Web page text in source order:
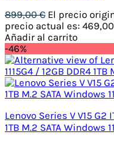
899,00€ El precio
precio actual es:
Añadir al carrito
-46%
Lenovo Series V V15 G2
1TB M.2 SATA Windows 11